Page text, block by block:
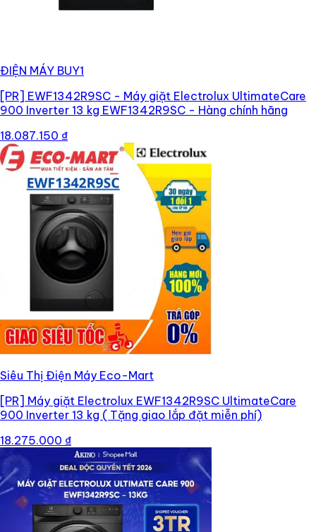
ĐIỆN MÁY BUY1
[PR] EWF1342R9SC - Máy giặt Electrolux UltimateCare
900 Inverter 13 kg EWF1342R9SC - Hàng chính hãng
18.087.150 ₫
Siêu Thị Điện Máy Eco-Mart
[PR] Máy giặt Electrolux EWF1342R9SC UltimateCare
900 Inverter 13 kg ( Tặng giao lắp đặt miễn phí)
18.275.000 ₫